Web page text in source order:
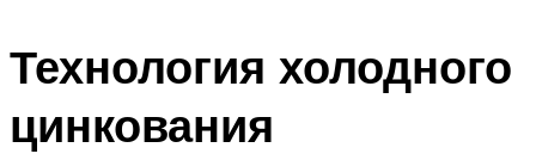
Технология холодного
цинкования